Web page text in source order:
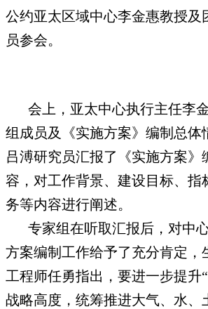
公约亚太区域中心李金惠教授及
员参会。
会上，亚太中心执行主任李
组成员及《实施方案》编制总体
吕溥研究员汇报了《实施方案》
容，对工作背景、建设目标、指
务等内容进行阐述。
专家组在听取汇报后，对中
方案编制工作给予了充分肯定，
工程师任勇指出，要进一步提升
战略高度，统筹推进大气、水、